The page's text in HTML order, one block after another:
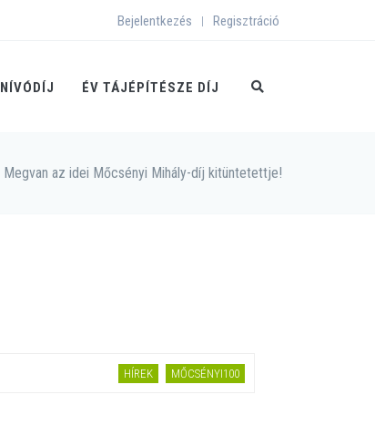
Bejelentkezés | Regisztráció
NÍVÓDÍJ ÉV TÁJÉPÍTÉSZE DÍJ
Megvan az idei Mőcsényi Mihály-díj kitüntetettje!
HÍREK MŐCSÉNYI100